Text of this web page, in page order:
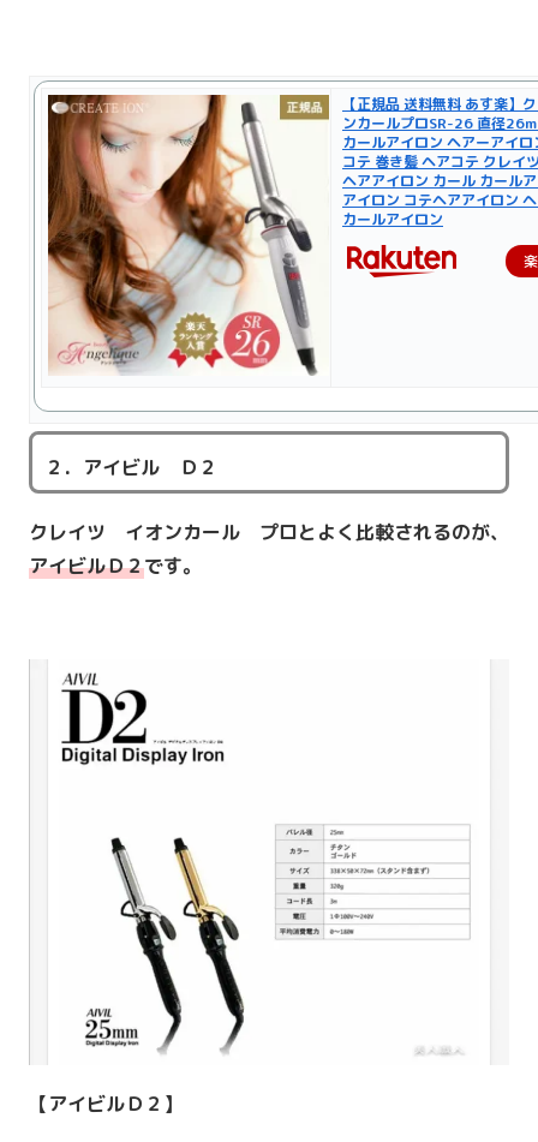
【正規品 送料無料 あす楽】
ンカールプロSR-26 直径
カールアイロン ヘアーアイ
コテ 巻き髪 ヘアコテ クレイ
ヘアアイロン カール カール
アイロン コテヘアアイロン
カールアイロン
２．アイビル Ｄ２
クレイツ イオンカール プロとよく比較されるのが、
アイビルＤ２です。
【アイビルＤ２】